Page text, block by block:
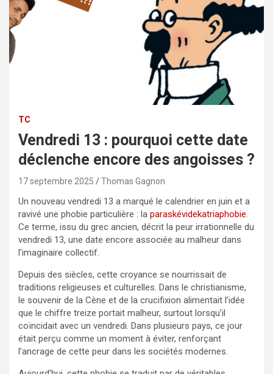
TC
Vendredi 13 : pourquoi cette date
déclenche encore des angoisses ?
17 septembre 2025 Thomas Gagnon
Un nouveau vendredi 13 a marqué le calendrier en juin et a
ravivé une phobie particulière : la paraskévidekatriaphobie.
Ce terme, issu du grec ancien, décrit la peur irrationnelle du
vendredi 13, une date encore associée au malheur dans
l’imaginaire collectif.
Depuis des siècles, cette croyance se nourrissait de
traditions religieuses et culturelles. Dans le christianisme,
le souvenir de la Cène et de la crucifixion alimentait l’idée
que le chiffre treize portait malheur, surtout lorsqu’il
coïncidait avec un vendredi. Dans plusieurs pays, ce jour
était perçu comme un moment à éviter, renforçant
l’ancrage de cette peur dans les sociétés modernes.